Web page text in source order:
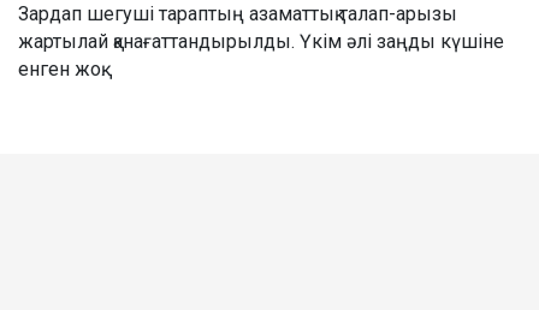
Зардап шегуші тараптың азаматтық талап-арызы
жартылай қанағаттандырылды. Үкім әлі заңды күшіне
енген жоқ.